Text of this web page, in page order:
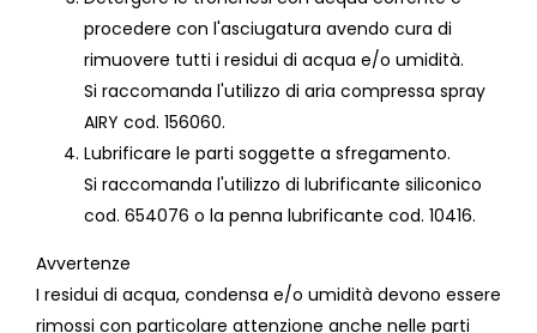
procedere con l'asciugatura avendo cura di
rimuovere tutti i residui di acqua e/o umidità.
Si raccomanda l'utilizzo di aria compressa spray
AIRY cod. 156060.
Lubrificare le parti soggette a sfregamento.
Si raccomanda l'utilizzo di lubrificante siliconico
cod. 654076 o la penna lubrificante cod. 10416.
Avvertenze
I residui di acqua, condensa e/o umidità devono essere
rimossi con particolare attenzione anche nelle parti